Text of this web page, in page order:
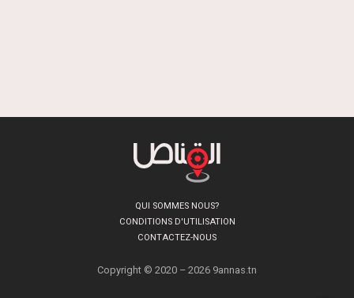
QUI SOMMES NOUS?
CONDITIONS D'UTILISATION
CONTACTEZ-NOUS
Copyright © 2020 – 2026 9annas.tn